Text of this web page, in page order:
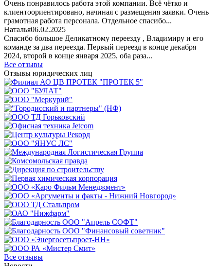
Очень понравилось работа этой компании. Всё чётко и
клиентоориентировано, начиная с размещения заявки. Очень
грамотная работа персонала. Отдельное спасибо...
Наталья06.02.2025
Спасибо большое Деликатному переезду , Владимиру и его
команде за два переезда. Первый переезд в конце декабря
2024, второй в конце января 2025, оба раза...
Все отзывы
Отзывы юридических лиц
Все отзывы